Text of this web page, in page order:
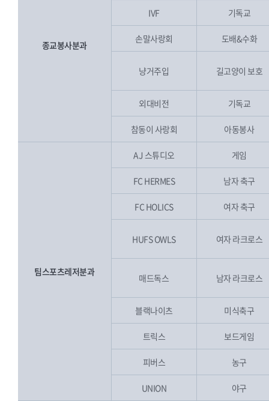
종교봉사분과
IVF 기독교
손말사랑회 도배&수화
냥거주입 길고양이 보호
외대비전 기독교
참동이 사랑회 아동봉사
팀스포츠레저분과
AJ 스튜디오 게임
FC HERMES 남자 축구
FC HOLICS 여자 축구
HUFS OWLS 여자 라크로스
매드독스 남자 라크로스
블랙나이츠 미식축구
트릭스 보드게임
피버스 농구
UNION 야구